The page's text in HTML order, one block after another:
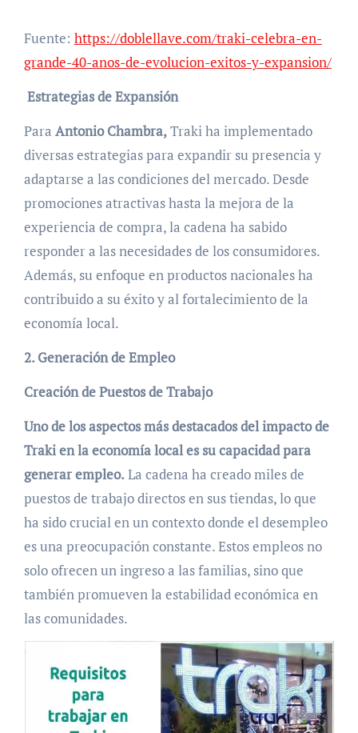
Fuente: https://doblellave.com/traki-celebra-en-
grande-40-anos-de-evolucion-exitos-y-expansion/
Estrategias de Expansión
Para Antonio Chambra,Traki ha implementado
diversas estrategias para expandir su presencia y
adaptarse a las condiciones del mercado. Desde
promociones atractivas hasta la mejora de la
experiencia de compra, la cadena ha sabido
responder a las necesidades de los consumidores.
Además, su enfoque en productos nacionales ha
contribuido a su éxito y al fortalecimiento de la
economía local.
2. Generación de Empleo
Creación de Puestos de Trabajo
Uno de los aspectos más destacados del impacto de
Traki en la economía local es su capacidad para
generar empleo. La cadena ha creado miles de
puestos de trabajo directos en sus tiendas, lo que
ha sido crucial en un contexto donde el desempleo
es una preocupación constante. Estos empleos no
solo ofrecen un ingreso a las familias, sino que
también promueven la estabilidad económica en
las comunidades.